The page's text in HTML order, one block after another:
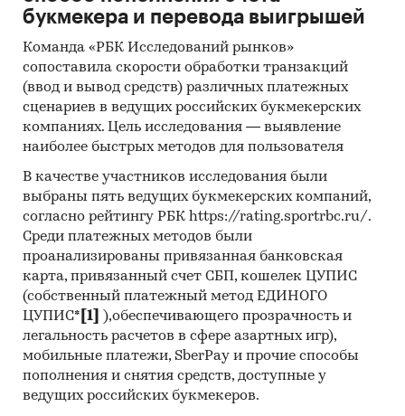
Архивы СМИ
Региональные и федеральные СМИ
Инсайдерские источники
Специализированные аналитические
порталы
Методы:
Кабинетное исследование. Поиск и анализ
информации из различных источников,
проведение расчетов. Статистика и
аналитика
Прогноз ГидМаркет. Современные
статистические методы прогнозирования с
поправкой на мнение экспертов.
Отчет отражает мнение авторов и не является
инвестиционной рекомендацией
букмекера и перевода выигрышей
Команда «РБК Исследований рынков»
сопоставила скорости обработки транзакций
(ввод и вывод средств) различных платежных
сценариев в ведущих российских букмекерских
компаниях. Цель исследования — выявление
наиболее быстрых методов для пользователя
В качестве участников исследования были
выбраны пять ведущих букмекерских компаний,
согласно рейтингу РБК https://rating.sportrbc.ru/.
Среди платежных методов были
проанализированы привязанная банковская
карта, привязанный счет СБП, кошелек ЦУПИС
(собственный платежный метод ЕДИНОГО
ЦУПИС* [1]
),обеспечивающего прозрачность и
легальность расчетов в сфере азартных игр),
мобильные платежи, SberPay и прочие способы
пополнения и снятия средств, доступные у
ведущих российских букмекеров.